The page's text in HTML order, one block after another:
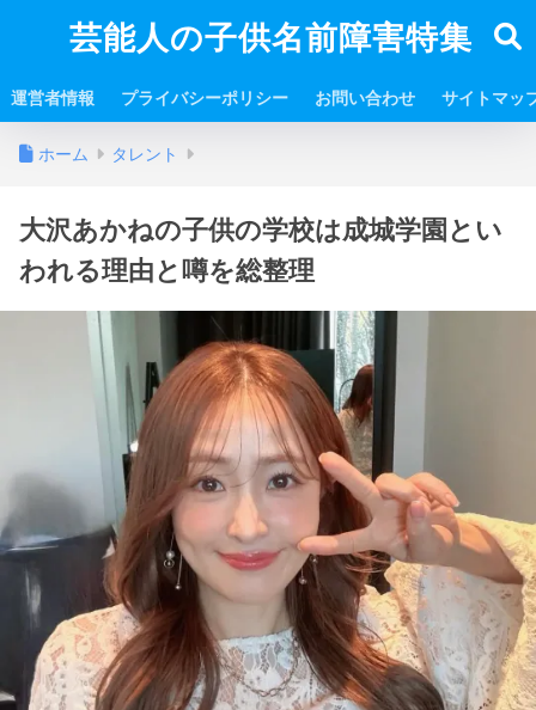
芸能人の子供名前障害特集
運営者情報 プライバシーポリシー お問い合わせ サイトマッ
ホーム タレント
大沢あかねの子供の学校は成城学園とい
われる理由と噂を総整理